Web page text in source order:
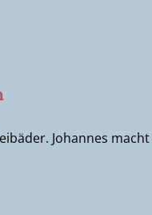
Johannes